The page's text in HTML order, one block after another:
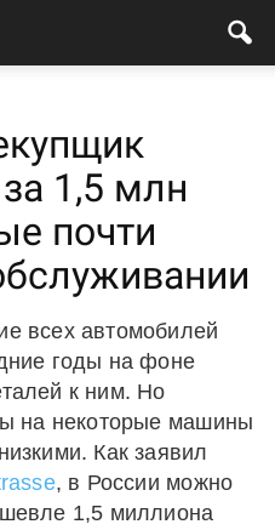
1,5 млн
почти
всех автомобилей
годы на фоне
к ним. Но
на некоторые машины
Как заявил
, в России можно
1,5 миллиона